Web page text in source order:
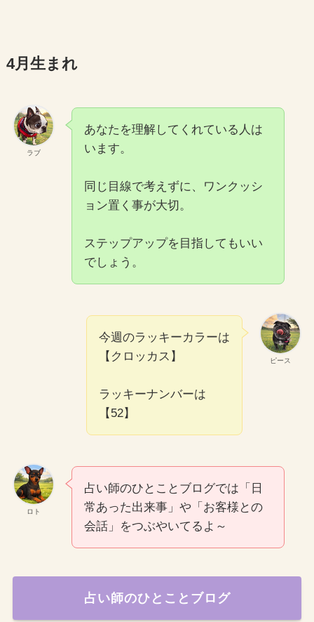
4月生まれ
ラブ
あなたを理解してくれている人は
います。
同じ目線で考えずに、ワンクッシ
ョン置く事が大切。
ステップアップを目指してもいい
でしょう。
ピース
今週のラッキーカラーは
【クロッカス】
ラッキーナンバーは
【52】
ロト
占い師のひとことブログでは「日
常あった出来事」や「お客様との
会話」をつぶやいてるよ～
占い師のひとことブログ